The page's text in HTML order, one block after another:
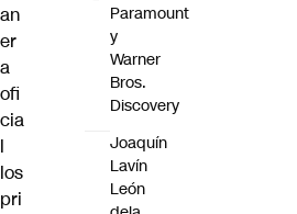
an
er
a
ofi
cia
l
los
pri
Paramount
y
Warner
Bros.
Discovery
Joaquín
Lavín
León